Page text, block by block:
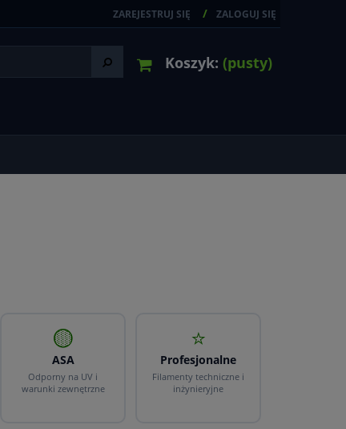
ZAREJESTRUJ SIĘ ZALOGUJ SIĘ
Koszyk: (pusty)
🟡
ASA
Odporny na UV i
warunki zewnętrzne
⭐
Profesjonalne
Filamenty techniczne i
inżynieryjne